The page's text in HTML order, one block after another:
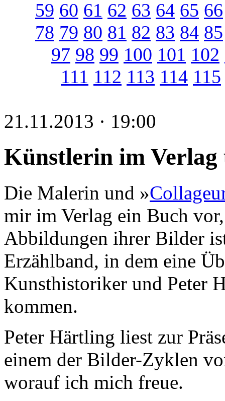
59 60 61 62 63 64 65 66
78 79 80 81 82 83 84 85
97 98 99 100 101 102
111 112 113 114 115
21.11.2013 · 19:00
Künstlerin im
Die Malerin und »
mir im Verlag ein Buch
Abbildungen ihrer Bilder
Erzählband, in dem eine
Kunsthistoriker und Peter
kommen.
Peter Härtling liest zur
einem der Bilder-Zyklen
worauf ich mich freue.